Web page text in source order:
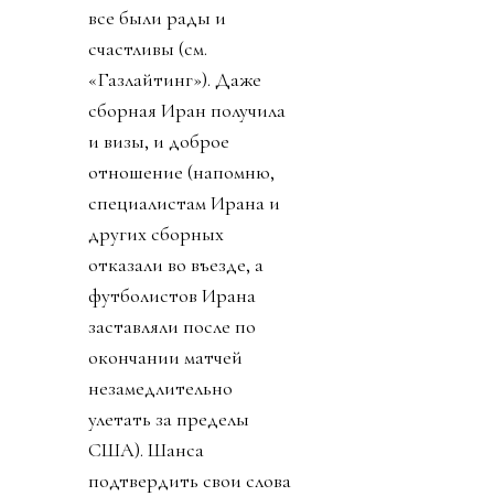
все были рады и
счастливы (см.
«Газлайтинг»). Даже
сборная Иран получила
и визы, и доброе
отношение (напомню,
специалистам Ирана и
других сборных
отказали во въезде, а
футболистов Ирана
заставляли после по
окончании матчей
незамедлительно
улетать за пределы
США). Шанса
подтвердить свои слова